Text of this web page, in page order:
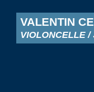
VALENTIN
VIOLONCELLE /